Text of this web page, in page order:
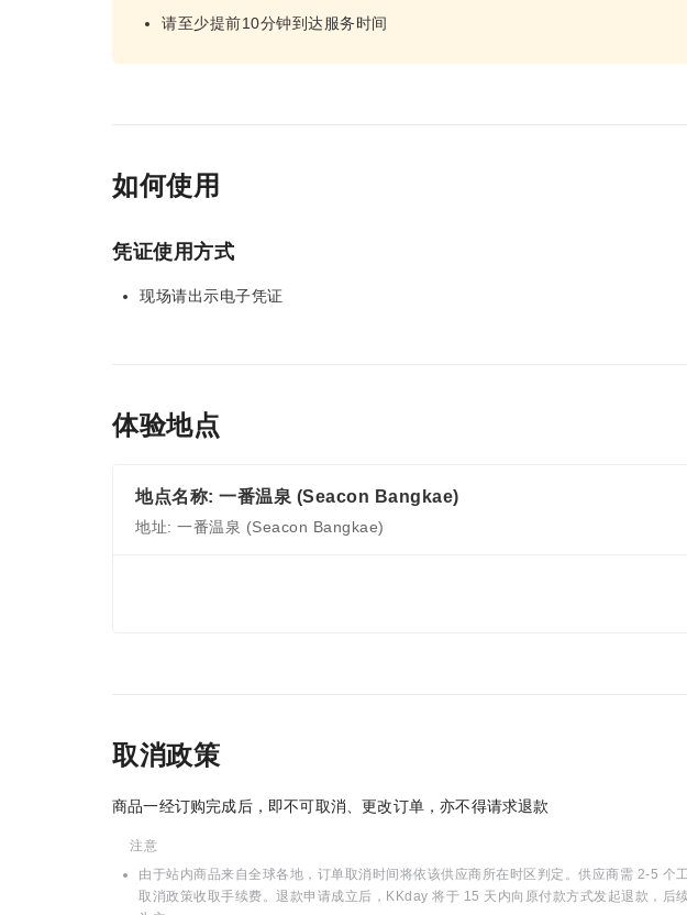
请至少提前10分钟到达服务时间
如何使用
凭证使用方式
现场请出示电子凭证
体验地点
地点名称: 一番温泉 (Seacon Bangkae)
地址: 一番温泉 (Seacon Bangkae)
取消政策
商品一经订购完成后，即不可取消、更改订单，亦不得请求退款
注意
由于站内商品来自全球各地，订单取消时间将依该供应商所在时区判定。供应商需 2-5 个
取消政策收取手续费。退款申请成立后，KKday 将于 15 天内向原付款方式发起退款，后